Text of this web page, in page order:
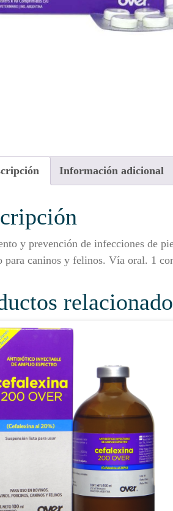
Información adicional
y prevención de infecciones de
para caninos y felinos. Vía oral. 1